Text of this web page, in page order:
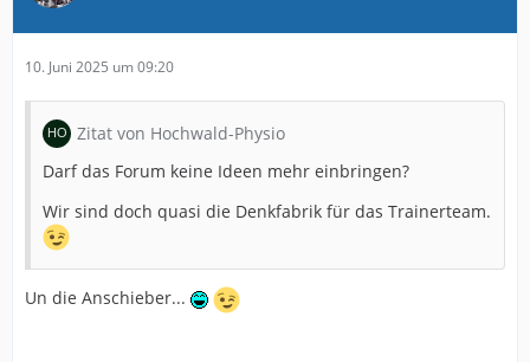
10. Juni 2025 um 09:20
Zitat von Hochwald-Physio
Darf das Forum keine Ideen mehr einbringen?
Wir sind doch quasi die Denkfabrik für das Trainerteam.
Un die Anschieber...